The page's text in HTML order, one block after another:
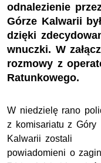
odnalezienie
Górze Kalwarii
dzięki
wnuczki. W
rozmowy z
Ratunkowego.
W niedzielę rano
z komisariatu z Góry
Kalwarii zostali
powiadomieni o